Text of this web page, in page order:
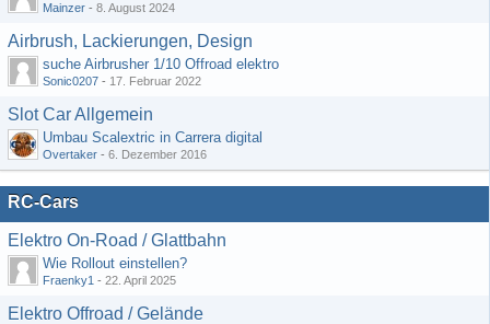
Mainzer - 8. August 2024
Airbrush, Lackierungen, Design
suche Airbrusher 1/10 Offroad elektro
Sonic0207 - 17. Februar 2022
Slot Car Allgemein
Umbau Scalextric in Carrera digital
Overtaker - 6. Dezember 2016
RC-Cars
Elektro On-Road / Glattbahn
Wie Rollout einstellen?
Fraenky1 - 22. April 2025
Elektro Offroad / Gelände